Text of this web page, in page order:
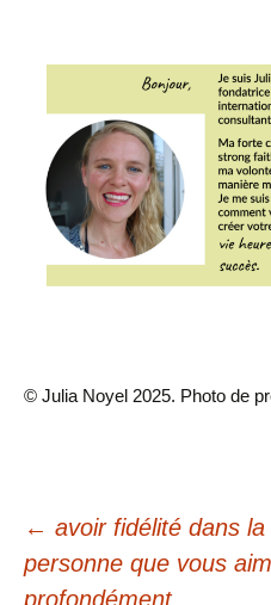
© Julia Noyel 2025. Photo de
Navigation
des
← avoir fidélité dans
personne que vous
profondément